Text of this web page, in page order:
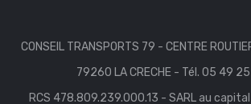
CONSEIL TRANSPORTS 79 - CENTRE
79260 LA CRECHE - Tél. 05 49
RCS 478.809.239.000.13 - SARL au